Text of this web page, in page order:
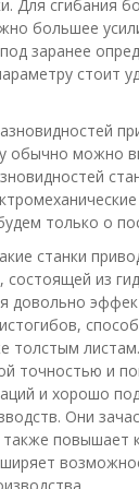
Для сгибания
большее
заранее
стоит
обычно можно
только о
станки
состоящей из
довольно
толстым
точностью и
и хорошо
Они
повышает